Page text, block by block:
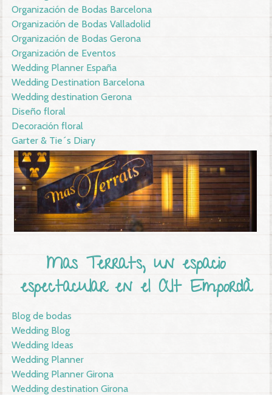
Organización de Bodas Barcelona
Organización de Bodas Valladolid
Organización de Bodas Gerona
Organización de Eventos
Wedding Planner España
Wedding Destination Barcelona
Wedding destination Gerona
Diseño floral
Decoración floral
Garter & Tie´s Diary
Mas Terrats, un espacio
espectacular en el Alt Empordà
Blog de bodas
Wedding Blog
Wedding Ideas
Wedding Planner
Wedding Planner Girona
Wedding destination Girona